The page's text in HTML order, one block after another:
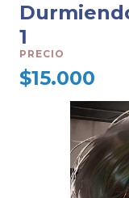
1
PRECIO
$15.000